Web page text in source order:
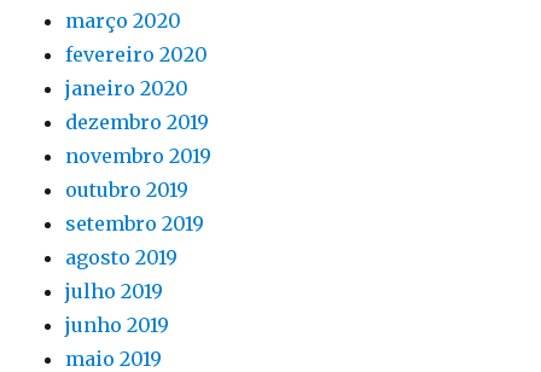
março 2020
fevereiro 2020
janeiro 2020
dezembro 2019
novembro 2019
outubro 2019
setembro 2019
agosto 2019
julho 2019
junho 2019
maio 2019